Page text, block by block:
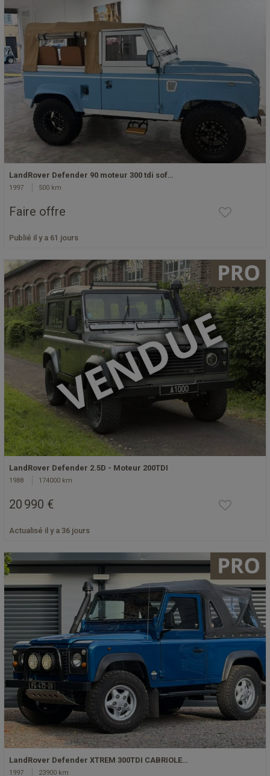
LandRover Defender 90 moteur 300 tdi sof…
1997 500 km
Faire offre
Publié il y a 61 jours
LandRover Defender 2.5D - Moteur 200TDI
1988 174000 km
20 990 €
Actualisé il y a 36 jours
LandRover Defender XTREM 300TDI CABRIOLE…
1997 23900 km